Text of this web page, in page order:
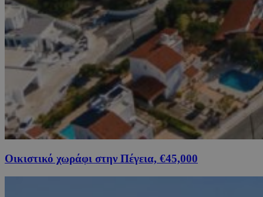
Οικιστικό χωράφι στην Πέγεια, €45,000